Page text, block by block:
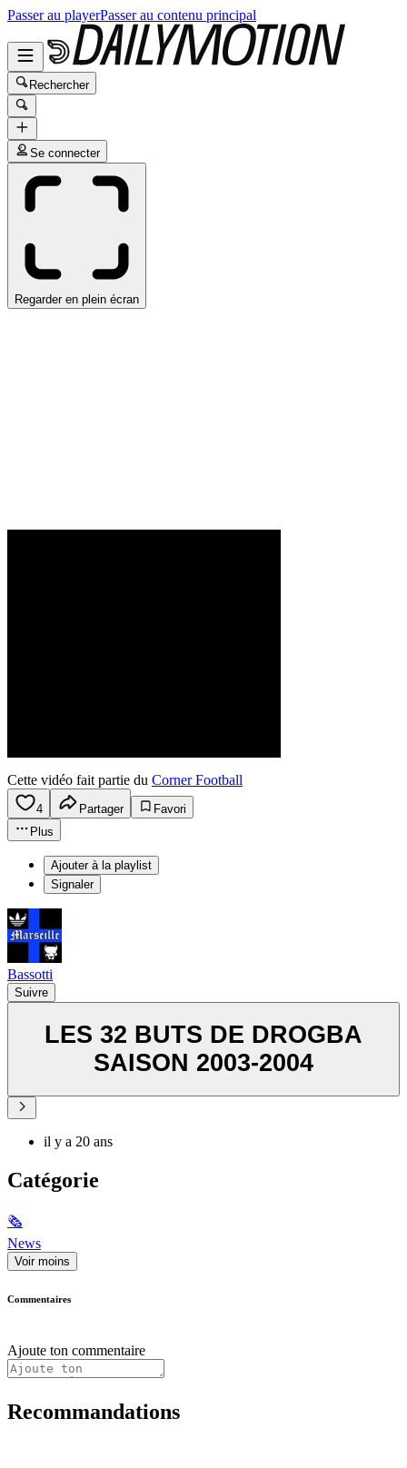
Passer au playerPasser au contenu principal
Rechercher
Se connecter
Regarder en plein écran
Cette vidéo fait partie du Corner Football
4 Partager
Favori
Plus
Ajouter à la playlist
Signaler
Bassotti
Suivre
LES 32 BUTS DE DROGBA
SAISON 2003-2004
il y a 20 ans
Catégorie
🗞
News
Voir moins
Commentaires
Ajoute ton commentaire
Recommandations